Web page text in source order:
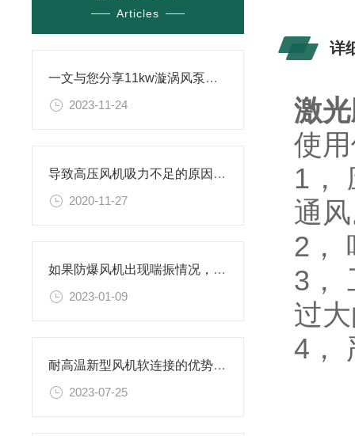
Articles
一文与您分享11kw漩涡风泵的常见故障相应解决方法
2023-11-24
导致高压风机吸力不足的原因，如何解决？
2020-11-27
如果防爆风机出现喘振情况，应该如何操作处理？
2023-01-09
耐高温新型风机软连接的优势有哪些
2023-07-25
详
激
使
1，
通
2，
3，
过
4，